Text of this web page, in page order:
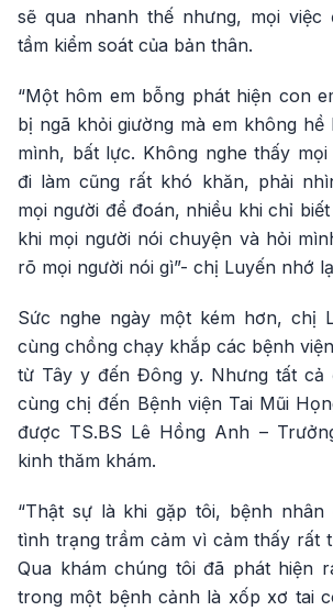
sẽ qua nhanh thế nhưng, mọi việc
tầm kiểm soát của bản thân.
“Một hôm em bỗng phát hiện con
bị ngã khỏi giường mà em không hề
mình, bất lực. Không nghe thấy
đi làm cũng rất khó khăn, phải
mọi người để đoán, nhiều khi chỉ
khi mọi người nói chuyện và hỏi
rõ mọi người nói gì”- chị Luyến nhớ
Sức nghe ngày một kém hơn, chị
cùng chồng chạy khắp các bệnh
từ Tây y đến Đông y. Nhưng tất cả
cùng chị đến Bệnh viện Tai Mũi
được TS.BS Lê Hồng Anh –
kinh thăm khám.
“Thật sự là khi gặp tôi, bệnh
tình trạng trầm cảm vì cảm thấy rất
Qua khám chúng tôi đã phát hiện
trong một bệnh cảnh là xốp xơ tai